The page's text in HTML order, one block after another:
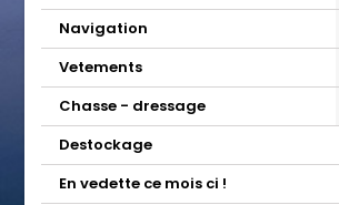
Navigation
Vetements
Chasse - dressage
Destockage
En vedette ce mois ci !